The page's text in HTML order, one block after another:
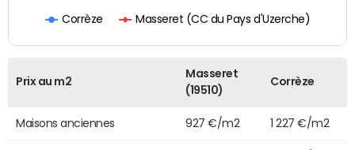
Corrèze Masseret (CC du Pays d'Uzerche)
Prix au m2
Masseret
(19510)
Corrèze
Maisons anciennes 927 €/m2 1 227 €/m2